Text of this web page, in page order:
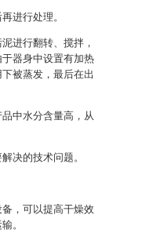
进行处理。
进行翻转、搅拌，
器身中设置有加热
被蒸发，最后在出
中水分含量高，从
决的技术问题。
，可以提高干燥效
。